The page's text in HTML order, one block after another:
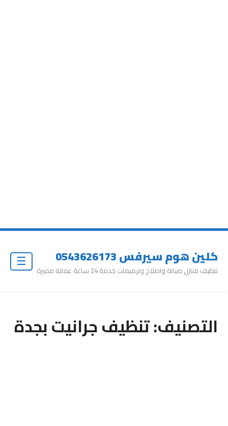
كلين هوم سيرفس 0543626173
تنظيف منازل صيانة واصلاح وترميمات خدمة 24 ساعة عمالة مميزة
التصنيف:تنظيف جرانيت بجدة